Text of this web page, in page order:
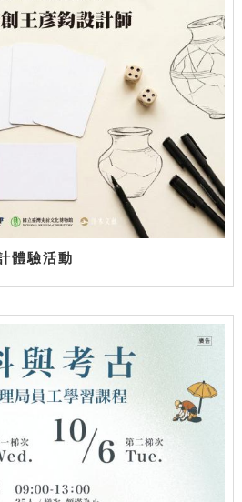
體驗活動